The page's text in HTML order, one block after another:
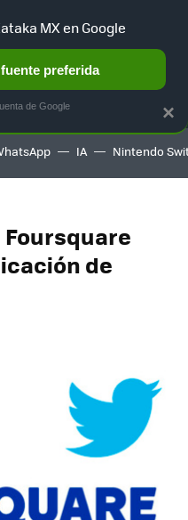
AUTO TERRITORIO
IA Nintendo
de
×
MX en Google
preferida
de Google